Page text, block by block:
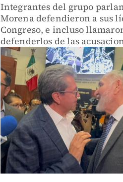
Integrantes del grupo
Morena defendieron a sus
Congreso, e incluso
defenderlos de las
contra.